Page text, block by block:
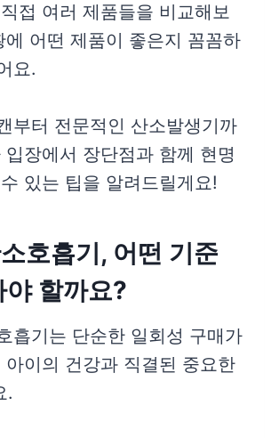
접 여러 제품들을 비교해보
에 어떤 제품이 좋은지 꼼꼼하
요.
부터 전문적인 산소발생기까
장에서 장단점과 함께 현명
있는 팁을 알려드릴게요!
호흡기, 어떤 기준
야 할까요?
흡기는 단순한 일회성 구매가
아이의 건강과 직결된 중요한
.